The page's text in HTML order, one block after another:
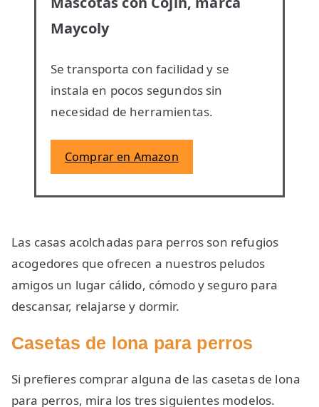
Maycoly
Se transporta con facilidad y se
instala en pocos segundos sin
necesidad de herramientas.
Comprar en Amazon
Las casas acolchadas para perros son refugios
acogedores que ofrecen a nuestros peludos
amigos un lugar cálido, cómodo y seguro para
descansar, relajarse y dormir.
Casetas de lona para perros
Si prefieres comprar alguna de las casetas de lona
para perros, mira los tres siguientes modelos.